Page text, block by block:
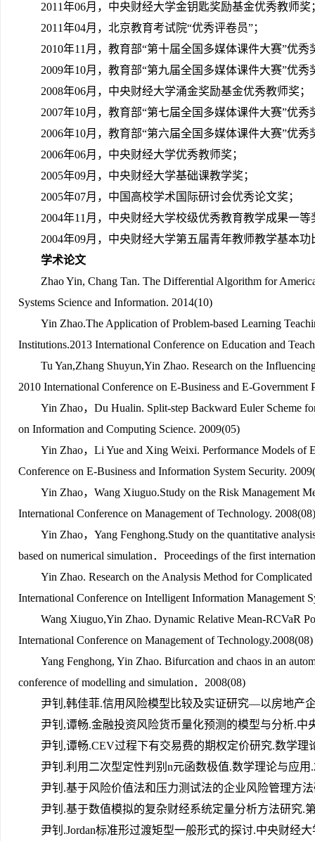
2011年06月，中央财经大学金钥匙奖励基金优秀教师奖
2011年04月，北京教育考试院“优秀评卷员”；
2010年11月，教育部“第十届全国多媒体课件大赛”优秀
2009年10月，教育部“第九届全国多媒体课件大赛”优秀
2008年06月，中央财经大学涌金奖励基金优秀教师奖；
2007年10月，教育部“第七届全国多媒体课件大赛”优秀
2006年10月，教育部“第六届全国多媒体课件大赛”优秀
2006年06月，中央财经大学优秀教师奖；
2005年09月，中央财经大学基础课教学奖；
2005年07月，中国高校学术国际研讨会优秀论文奖；
2004年11月，中央财经大学校级优秀教育教学成果一等
2004年09月，中央财经大学第五届青年教师教学基本功
学术论文
Zhao Yin, Chang Tan. The Differential Algorithm for
Systems Science and Information. 2014(10)
Yin Zhao.The Application of Problem-based Learning
Institutions.2013 International Conference on Education and
Tu Yan,Zhang Shuyun,Yin Zhao. Research on the
2010 International Conference on E-Business and E-Government
Yin Zhao，Du Hualin. Split-step Backward Euler Scheme
on Information and Computing Science. 2009(05)
Yin Zhao，Li Yue and Xing Weixi. Performance Models of
Conference on E-Business and Information System Security.
Yin Zhao，Wang Xiuguo.Study on the Risk Management
International Conference on Management of Technology. 2008(08)
Yin Zhao，Yang Fenghong.Study on the quantitative
based on numerical simulation．Proceedings of the first
Yin Zhao. Research on the Analysis Method for
International Conference on Intelligent Information Management
Wang Xiuguo,Yin Zhao. Dynamic Relative Mean-RCVaR
International Conference on Management of Technology.2008(08)
Yang Fenghong, Yin Zhao. Bifurcation and chaos in an
conference of modelling and simulation．2008(08)
尹钊,韩佳菲.信用风险模型比较及实证研究—以房地产
尹钊,谭畅.金融投资风险货币量化预测的模型与分析.中
尹钊,谭畅.CEV过程下有交易费的期权定价研究.数学理
尹钊.利用二次型定性判别n元函数极值.数学理论与应用
尹钊.基于风险价值法和压力测试法的企业风险管理方
尹钊.基于数值模拟的复杂财经系统定量分析方法研究.
尹钊.Jordan标准形过渡矩型一般形式的探讨.中央财经大